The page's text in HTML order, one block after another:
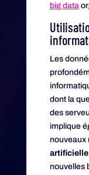
big data
Les
dont la
des
implique
nouveaux
artificielle
nouvelles